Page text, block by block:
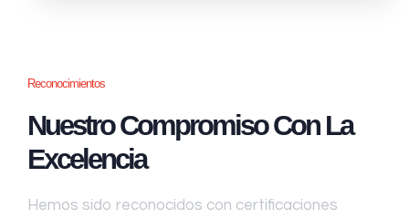
Reconocimientos
Nuestro Compromiso Con La
Excelencia
Hemos sido reconocidos con certificaciones